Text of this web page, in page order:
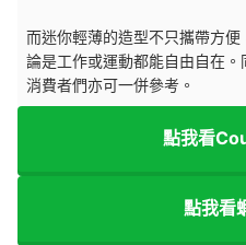
而迷你輕薄的造型不只攜帶方
論是工作或運動都能自由自在。
消費者們亦可一併參考。
點我看
點我看